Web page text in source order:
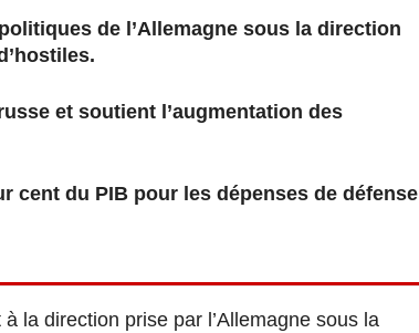
de l’Allemagne sous la direction
et soutient l’augmentation des
cent du PIB pour les dépenses de défense
la direction prise par l’Allemagne sous la